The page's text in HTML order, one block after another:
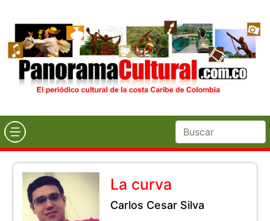
La curva
Carlos Cesar Silva